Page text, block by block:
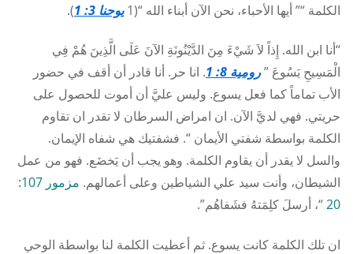
الكلمة “” أيها الأحباء، نحن الآن أبناء الله “(1 يوحنا 3: 1 ).
“أنا ابن الله. إِذاً لاَ شَيْءَ مِنَ الدَّيْنُونَةِ الآنَ عَلَى الَّذِينَ هُمْ فِي
الْمَسِيحِ يَسُوعَ ”رومية 8: 1
. انا حر. أنا قادر أن أقف في حضور
الأب تماماً كما فعل يسوع. وليس عليَّ أن أموت للحصول على
حريتي. فهي لديَّ الآن. ان امراض السرطان لا تقدر ان تقاوم
الكلمة بواسطة شفتي الأيمان “. فشفتيك هي شفاه الإيمان.
والسل لا يقدر أن يقاوم الكلمة. وهو يجب أن يَخضَع. فهو من عمل
الشيطان، وأنت سيد علي الشياطين وعلى أعمالهم.
مزمور 107:
20“، أرسلَ كلِمَتهُ فشَفاهُم”.
ان تلك الكلمة كانت يسوع. ثم أعطيت الكلمة لنا بواسطة الوحي